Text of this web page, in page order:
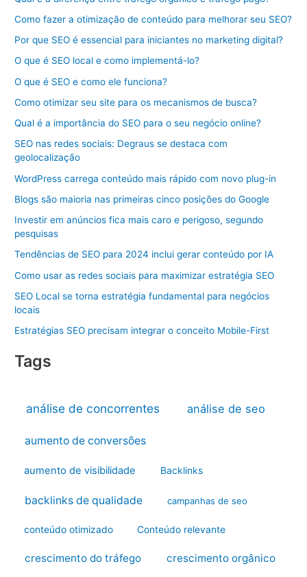
Como fazer a otimização de conteúdo para melhorar seu SEO?
Por que SEO é essencial para iniciantes no marketing digital?
O que é SEO local e como implementá-lo?
O que é SEO e como ele funciona?
Como otimizar seu site para os mecanismos de busca?
Qual é a importância do SEO para o seu negócio online?
SEO nas redes sociais: Degraus se destaca com
geolocalização
WordPress carrega conteúdo mais rápido com novo plug-in
Blogs são maioria nas primeiras cinco posições do Google
Investir em anúncios fica mais caro e perigoso, segundo
pesquisas
Tendências de SEO para 2024 inclui gerar conteúdo por IA
Como usar as redes sociais para maximizar estratégia SEO
SEO Local se torna estratégia fundamental para negócios
locais
Estratégias SEO precisam integrar o conceito Mobile-First
Tags
análise de concorrentes análise de seo
aumento de conversões
aumento de visibilidade Backlinks
backlinks de qualidade campanhas de seo
conteúdo otimizado Conteúdo relevante
crescimento do tráfego crescimento orgânico